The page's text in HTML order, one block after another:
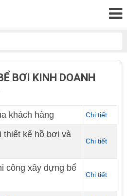
BƠI KINH DOANH
khách hàng Chi tiết
thiết kế hồ bơi và
Chi tiết
công xây dựng bể
Chi tiết